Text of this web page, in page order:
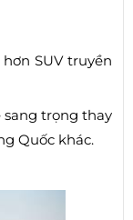
SUV truyền
sang trọng thay
Quốc khác.